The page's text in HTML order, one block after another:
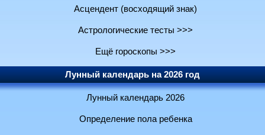
Асцендент (восходящий знак)
Астрологические тесты >>>
Ещё гороскопы >>>
Лунный календарь на 2026 год
Лунный календарь 2026
Определение пола ребенка